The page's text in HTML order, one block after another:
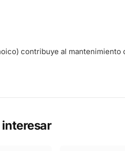
contribuye al mantenimiento